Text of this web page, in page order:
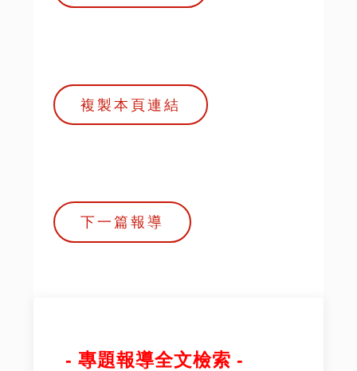
複製本頁連結
下一篇報導
- 專題報導全文檢索 -